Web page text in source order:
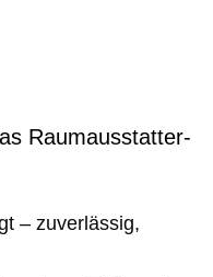
Raumausstatter-
– zuverlässig,